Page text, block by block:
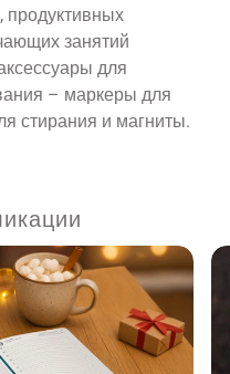
занятий
для
– маркеры для
стирания и магниты.